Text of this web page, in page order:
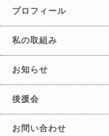
プロフィール
私の取組み
お知らせ
後援会
お問い合わせ